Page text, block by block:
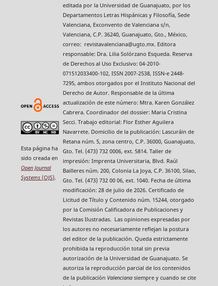
Esta página ha
sido creada en
Open Journal
Systems(OJS).
editada por la Universidad de Guanajuato, por los
Departamentos Letras Hispánicas y Filosofía, Sede
Valenciana, Exconvento de Valenciana s/n,
Valenciana, C.P. 36240, Guanajuato, Gto., México,
correo: revistavalenciana@ugto.mx. Editora
responsable: Dra. Lilia Solórzano Esqueda. Reserva
de Derechos al Uso Exclusivo: 04-2010-
071512033400-102, ISSN 2007-2538, ISSN-e 2448-
7295, ambos otorgados por el Instituto Nacional del
Derecho de Autor. Responsable de la última
actualización de este número: Mtra. Karen González
Cabrera. Coordinador del dossier: Maria Cristina
Secci. Trabajo editorial: Flor Esther Aguilera
Navarrete. Domicilio de la publicación: Lascuráin de
Retana núm. 5, zona centro, C.P. 36000, Guanajuato,
Gto. Tel. (473) 732 0006, ext. 5814. Taller de
impresión: Imprenta Universitaria, Blvd. Raúl
Bailleres núm. 200, Colonia La Joya, C.P. 36100, Silao,
Gto. Tel. (473) 732 00 06, ext. 1040. Fecha de última
modificación: 28 de julio de 2026. Certificado de
Licitud de Título y Contenido núm. 15244, otorgado
por la Comisión Calificadora de Publicaciones y
Revistas Ilustradas. Las opiniones expresadas por
los autores no necesariamente reflejan la postura
del editor de la publicación. Queda estrictamente
prohibida la reproducción total sin previa
autorización de la Universidad de Guanajuato. Se
autoriza la reproducción parcial de los contenidos
de la publicación Valencianasiempre y cuando se cite